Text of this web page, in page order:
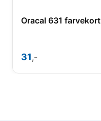
Oracal 631 farvekort
31,-